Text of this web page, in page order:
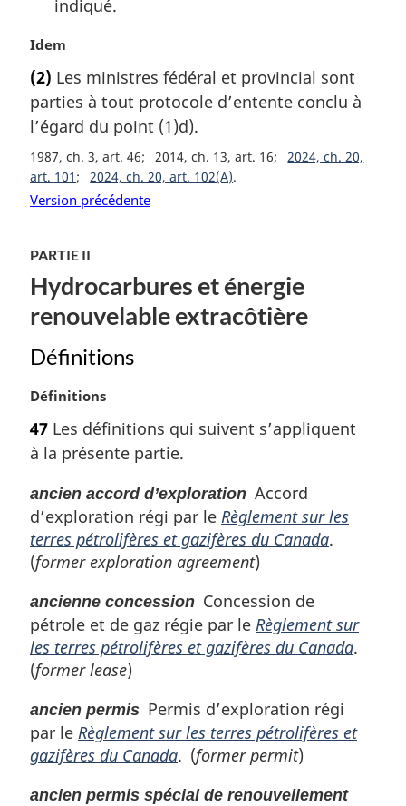
indiqué.
N
t
e
m
r
g
i
l
e
Idem
(2) Les ministres fédéral et provincial sont
parties à tout protocole d’entente conclu à
l’égard du point (1)d).
1987, ch. 3, art. 46 2014, ch. 13, art. 16
2024, ch. 20,
art. 101
2024, ch. 20, art. 102(A)
Version précédente
PARTIE II
Hydrocarbures et énergie
renouvelable extracôtière
Définitions
N
t
e
a
r
g
i
n
a
e
:
Définitions
47 Les définitions qui suivent s’appliquent
à la présente partie.
ancien accord d’exploration Accord
d’exploration régi par le Règlement sur les
terres pétrolifères et gazifères du Canada.
(former exploration agreement)
ancienne concession Concession de
pétrole et de gaz régie par le Règlement sur
les terres pétrolifères et gazifères du Canada.
(former lease)
ancien permis Permis d’exploration régi
par le Règlement sur les terres pétrolifères et
gazifères du Canada. (former permit)
ancien permis spécial de renouvellement